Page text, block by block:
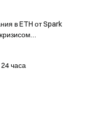
в ETH от Spark
часа